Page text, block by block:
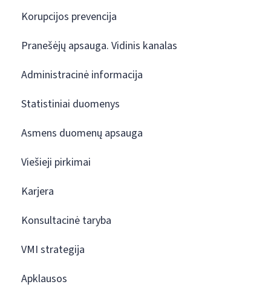
Korupcijos prevencija
Pranešėjų apsauga. Vidinis kanalas
Administracinė informacija
Statistiniai duomenys
Asmens duomenų apsauga
Viešieji pirkimai
Karjera
Konsultacinė taryba
VMI strategija
Apklausos